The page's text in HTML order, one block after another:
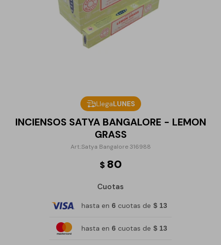
LlegaLUNES
INCIENSOS SATYA BANGALORE - LEMON
GRASS
Satya Bangalore 316988
$ 80
Cuotas
hasta en 6 cuotas de $ 13
hasta en 6 cuotas de $ 13